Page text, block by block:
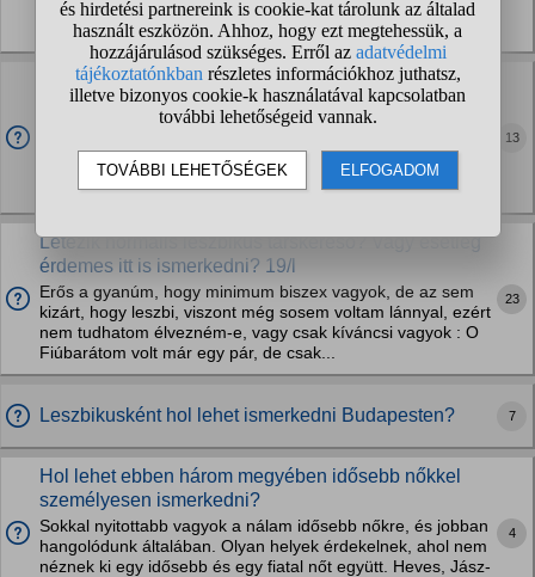
hogy ismerkedrél meg a pároddal? (Nőxnő párokat
kérdezek itt) 18/biszex lány
Leszbikus nőként szinte lehetetlen a társkeresés?
Hogyan ismerkedtek?
Pár éve nagyon beleszerettem egy másik nőbe. Akkoriban
még új volt nekem a dolog, azt hittem a férfiakat szeretem
és úgy éreztem cserben hagyott a szívem és a testem is.
Emellett sok bonyolító tényező volt,...
13
Létezik normális leszbikus társkereső? Vagy esetleg
érdemes itt is ismerkedni? 19/l
Erős a gyanúm, hogy minimum biszex vagyok, de az sem
kizárt, hogy leszbi, viszont még sosem voltam lánnyal, ezért
nem tudhatom élvezném-e, vagy csak kíváncsi vagyok : O
Fiúbarátom volt már egy pár, de csak...
23
Leszbikusként hol lehet ismerkedni Budapesten? 7
Hol lehet ebben három megyében idősebb nőkkel
személyesen ismerkedni?
Sokkal nyitottabb vagyok a nálam idősebb nőkre, és jobban
hangolódunk általában. Olyan helyek érdekelnek, ahol nem
néznek ki egy idősebb és egy fiatal nőt együtt. Heves, Jász-
4